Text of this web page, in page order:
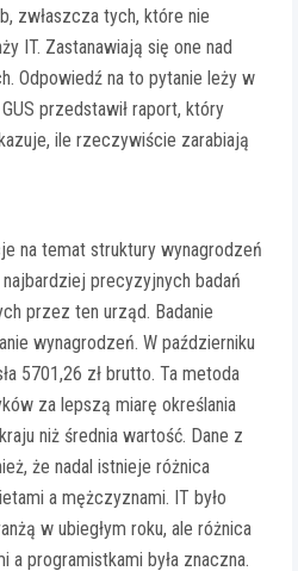
zwłaszcza tych, które nie
IT. Zastanawiają się one nad
Odpowiedź na to pytanie leży w
przedstawił raport, który
ile rzeczywiście zarabiają
na temat struktury wynagrodzeń
precyzyjnych badań
przez ten urząd. Badanie
wynagrodzeń. W październiku
5701,26 zł brutto. Ta metoda
za lepszą miarę określania
niż średnia wartość. Dane z
że nadal istnieje różnica
a mężczyznami. IT było
w ubiegłym roku, ale różnica
a programistkami była znaczna.